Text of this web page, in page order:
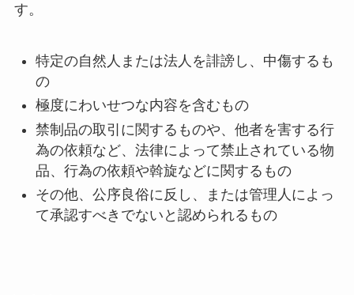
す。
特定の自然人または法人を誹謗し、中傷するも
の
極度にわいせつな内容を含むもの
禁制品の取引に関するものや、他者を害する行
為の依頼など、法律によって禁止されている物
品、行為の依頼や斡旋などに関するもの
その他、公序良俗に反し、または管理人によっ
て承認すべきでないと認められるもの